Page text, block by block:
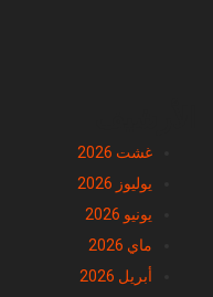
غشت 2026
يوليوز 2026
يونيو 2026
ماي 2026
أبريل 2026